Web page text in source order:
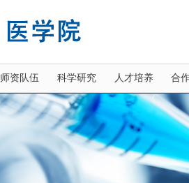
师资队伍 科学研究 人才培养 合